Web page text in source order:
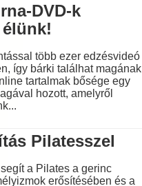
DVD-k
több ezer edzésvideó
így bárki találhat magának
tartalmak bősége egy
hozott, amelyről
Pilatesszel
a Pilates a gerinc
erősítésében és a